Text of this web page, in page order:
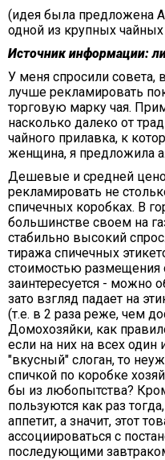
(идея была предложена
одной из крупных
Источник информации:
У меня спросили совета,
лучше рекламировать
торговую марку чая.
насколько далеко от
чайного прилавка, к
женщина, я предложила
Дешевые и средней
рекламировать не
спичечных коробках. В
большинстве своем на
стабильно высокий
тиража спичечных
стоимостью размещения
заинтересуется - можно
зато взгляд падает на
(т.е. в 2 раза реже, чем
Домохозяйки, как
если на них на всех один
"вкусный" слоган, то
спичкой по коробке
бы из любопытства?
пользуются как раз
аппетит, а значит, этот
ассоциироваться с
последующими